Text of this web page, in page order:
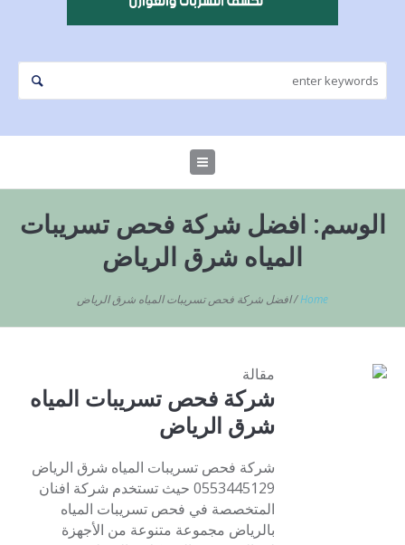
الوسم: افضل شركة فحص تسريبات
المياه شرق الرياض
Home
/افضل شركة فحص تسريبات المياه شرق الرياض
مقالة
شركة فحص تسريبات المياه
شرق الرياض
شركة فحص تسريبات المياه شرق الرياض
0553445129 حيث تستخدم شركة افنان
المتخصصة في فحص تسريبات المياه
بالرياض مجموعة متنوعة من الأجهزة